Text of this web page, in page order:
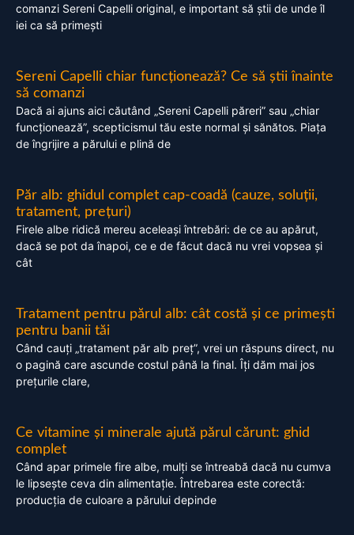
comanzi Sereni Capelli original, e important să știi de unde îl
iei ca să primești
Sereni Capelli chiar funcționează? Ce să știi înainte
să comanzi
Dacă ai ajuns aici căutând „Sereni Capelli păreri” sau „chiar
funcționează”, scepticismul tău este normal și sănătos. Piața
de îngrijire a părului e plină de
Păr alb: ghidul complet cap-coadă (cauze, soluții,
tratament, prețuri)
Firele albe ridică mereu aceleași întrebări: de ce au apărut,
dacă se pot da înapoi, ce e de făcut dacă nu vrei vopsea și
cât
Tratament pentru părul alb: cât costă și ce primești
pentru banii tăi
Când cauți „tratament păr alb preț”, vrei un răspuns direct, nu
o pagină care ascunde costul până la final. Îți dăm mai jos
prețurile clare,
Ce vitamine și minerale ajută părul cărunt: ghid
complet
Când apar primele fire albe, mulți se întreabă dacă nu cumva
le lipsește ceva din alimentație. Întrebarea este corectă:
producția de culoare a părului depinde